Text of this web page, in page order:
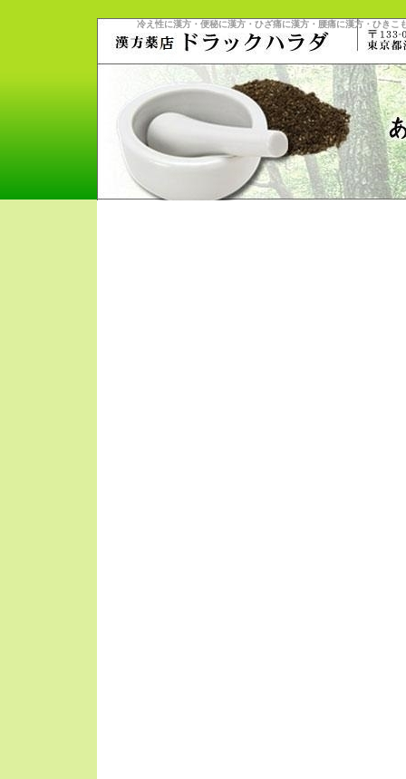
冷え性に漢方・便秘に漢方・ひざ痛に漢方・腰痛に漢方・ひき